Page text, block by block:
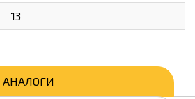
13
АНАЛОГИ